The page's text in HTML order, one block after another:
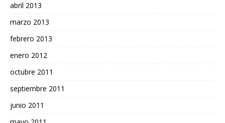
abril 2013
marzo 2013
febrero 2013
enero 2012
octubre 2011
septiembre 2011
junio 2011